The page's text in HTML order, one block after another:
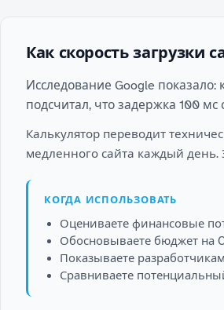
Как скорость загрузки
Исследование Google
подсчитал, что задержка 100
Калькулятор переводит
медленного сайта каждый
КОГДА ИСПОЛЬЗОВАТЬ
Оцениваете финансовые
Обосновываете бюджет на
Показываете
Сравниваете